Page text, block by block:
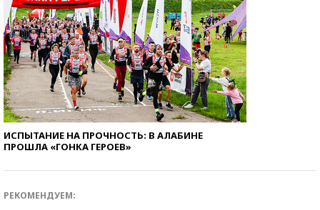
ИСПЫТАНИЕ НА ПРОЧНОСТЬ: В АЛАБИНЕ
ПРОШЛА «ГОНКА ГЕРОЕВ»
РЕКОМЕНДУЕМ: